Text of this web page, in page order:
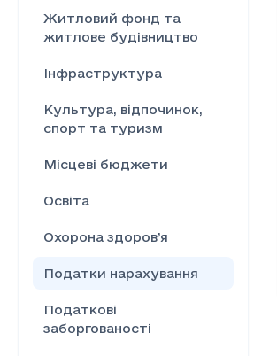
Житловий фонд та
житлове будівництво
Інфраструктура
Культура, відпочинок,
спорт та туризм
Місцеві бюджети
Освіта
Охорона здоров’я
Податки нарахування
Податкові
заборгованості